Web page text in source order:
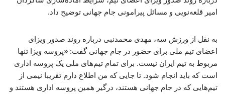
امیر قلعه‌نویی و مسائل پیرامونی جام جهانی توضیح داد.
به نقل از ورزش سه، مهدی محمدنبی درباره روند صدور ویزای
اعضای تیم ملی برای حضور در جام جهانی گفت: «پروسه ویزا تنها
مربوط به تیم ایران نیست. برای تمام تیم‌های ملی یک پروسه اداری
است که باید انجام شود. تا جایی که من اطلاع دارم تقریبا نیمی از
تیم‌هایی که در جام جهانی هستند، درگیر همین پروسه اداری هستند و